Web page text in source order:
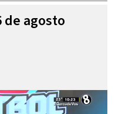
de agosto